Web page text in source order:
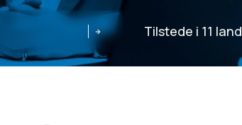
Tilstede i 11 land